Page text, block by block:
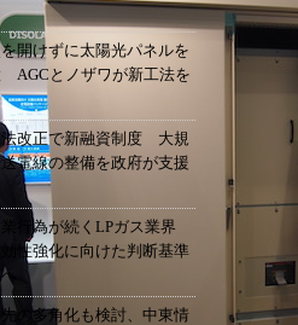
開けずに太陽光パネルを
AGCとノザワが新工法を
法改正で新融資制度 大規
電線の整備を政府が支援
行為が続くLPガス業界
性強化に向けた判断基準
の多角化も検討、中東情